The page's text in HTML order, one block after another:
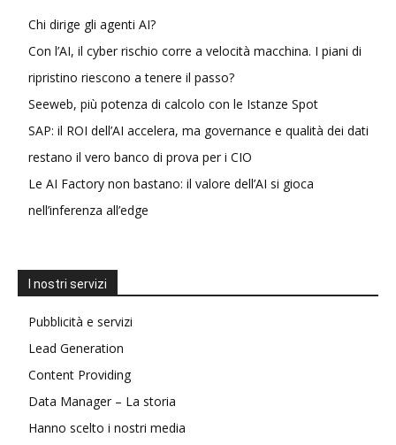
Chi dirige gli agenti AI?
Con l’AI, il cyber rischio corre a velocità macchina. I piani di
ripristino riescono a tenere il passo?
Seeweb, più potenza di calcolo con le Istanze Spot
SAP: il ROI dell’AI accelera, ma governance e qualità dei dati
restano il vero banco di prova per i CIO
Le AI Factory non bastano: il valore dell’AI si gioca
nell’inferenza all’edge
I nostri servizi
Pubblicità e servizi
Lead Generation
Content Providing
Data Manager – La storia
Hanno scelto i nostri media